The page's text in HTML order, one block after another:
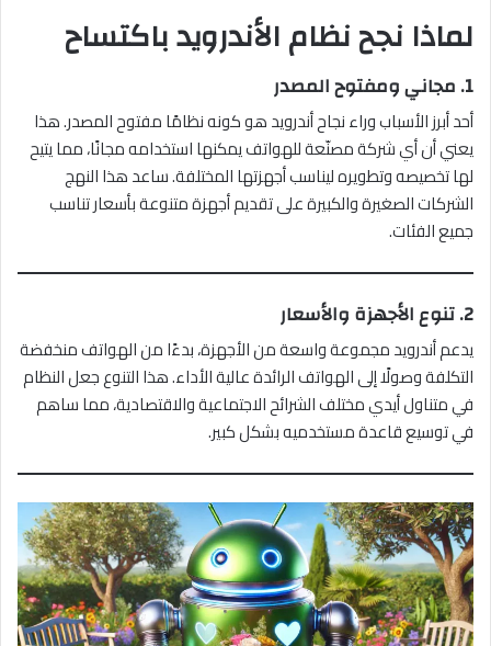
لماذا نجح نظام الأندرويد باكتساح
1. مجاني ومفتوح المصدر
أحد أبرز الأسباب وراء نجاح أندرويد هو كونه نظامًا مفتوح المصدر. هذا
يعني أن أي شركة مصنّعة للهواتف يمكنها استخدامه مجانًا، مما يتيح
لها تخصيصه وتطويره ليناسب أجهزتها المختلفة. ساعد هذا النهج
الشركات الصغيرة والكبيرة على تقديم أجهزة متنوعة بأسعار تناسب
جميع الفئات.
2. تنوع الأجهزة والأسعار
يدعم أندرويد مجموعة واسعة من الأجهزة، بدءًا من الهواتف منخفضة
التكلفة وصولًا إلى الهواتف الرائدة عالية الأداء. هذا التنوع جعل النظام
في متناول أيدي مختلف الشرائح الاجتماعية والاقتصادية، مما ساهم
في توسيع قاعدة مستخدميه بشكل كبير.